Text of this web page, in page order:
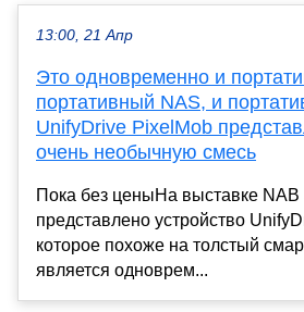
13:00, 21 Апр
Это одновременно и
портативный NAS, и
UnifyDrive PixelMob
очень необычную смесь
Пока без ценыНа выставке
представлено устройство
которое похоже на толстый
является одноврем...